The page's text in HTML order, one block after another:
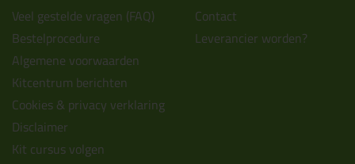
Veel gestelde vragen (FAQ)
Bestelprocedure
Algemene voorwaarden
Kitcentrum berichten
Cookies & privacy verklaring
Disclaimer
Kit cursus volgen
Contact
Leverancier worden?